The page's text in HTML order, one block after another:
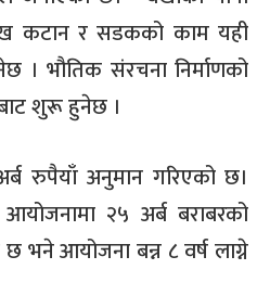
कटान र सडकको काम यही
। भौतिक संरचना निर्माणको
शुरू हुनेछ ।
रुपैयाँ अनुमान गरिएको छ।
२५ अर्ब बराबरको
भने आयोजना बन्न ८ वर्ष लाग्ने